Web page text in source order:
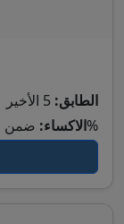
الطابق:
الاكساء:ضمن الاكساء 70%